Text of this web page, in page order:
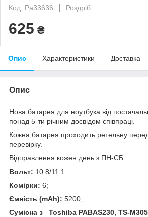
Код: Pa33636
Роздріб
625 ₴
Опис Характеристики Доставка
Опис
Нова батарея для ноутбука від
понад 5-ти річним досвідом співпраці.
Кожна батарея проходить ретельну
перевірку.
Відправлення кожен день з ПН-СБ
Вольт: 10.8/11.1
Комірки: 6;
Ємність (mAh): 5200;
Сумісна з Toshiba PABAS230, TS-M305